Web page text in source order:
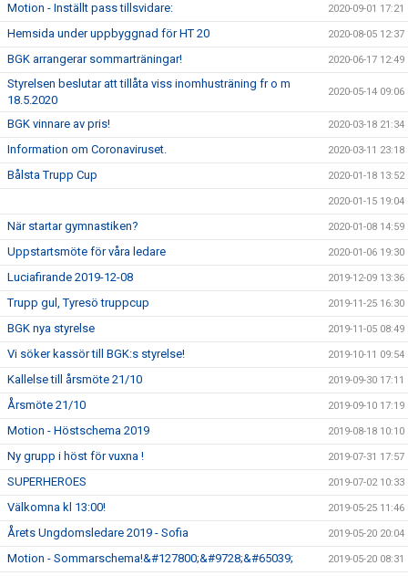
Motion - Inställt pass tillsvidare: 2020-09-01 17:21
Hemsida under uppbyggnad för HT 20 2020-08-05 12:37
BGK arrangerar sommarträningar! 2020-06-17 12:49
Styrelsen beslutar att tillåta viss inomhusträning fr o m
18.5.2020
2020-05-14 09:06
BGK vinnare av pris! 2020-03-18 21:34
Information om Coronaviruset. 2020-03-11 23:18
Bålsta Trupp Cup 2020-01-18 13:52
2020-01-15 19:04
När startar gymnastiken? 2020-01-08 14:59
Uppstartsmöte för våra ledare 2020-01-06 19:30
Luciafirande 2019-12-08 2019-12-09 13:36
Trupp gul, Tyresö truppcup 2019-11-25 16:30
BGK nya styrelse 2019-11-05 08:49
Vi söker kassör till BGK:s styrelse! 2019-10-11 09:54
Kallelse till årsmöte 21/10 2019-09-30 17:11
Årsmöte 21/10 2019-09-10 17:19
Motion - Höstschema 2019 2019-08-18 10:10
Ny grupp i höst för vuxna ! 2019-07-31 17:57
SUPERHEROES 2019-07-02 10:33
Välkomna kl 13:00! 2019-05-25 11:46
Årets Ungdomsledare 2019 - Sofia 2019-05-20 20:04
Motion - Sommarschema!&#127800;&#9728;&#65039; 2019-05-20 08:31